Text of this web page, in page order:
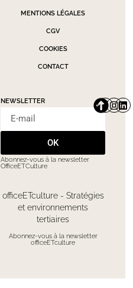
MENTIONS LÉGALES
CGV
COOKIES
CONTACT
NEWSLETTER
OK
Abonnez-vous à la newsletter
OfficeETCulture
officeETculture - Stratégies
et environnements
tertiaires
Abonnez-vous à la newsletter
officeETculture